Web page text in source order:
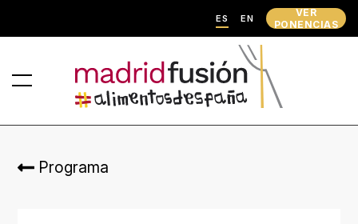
ES EN
VER
PONENCIAS
Programa